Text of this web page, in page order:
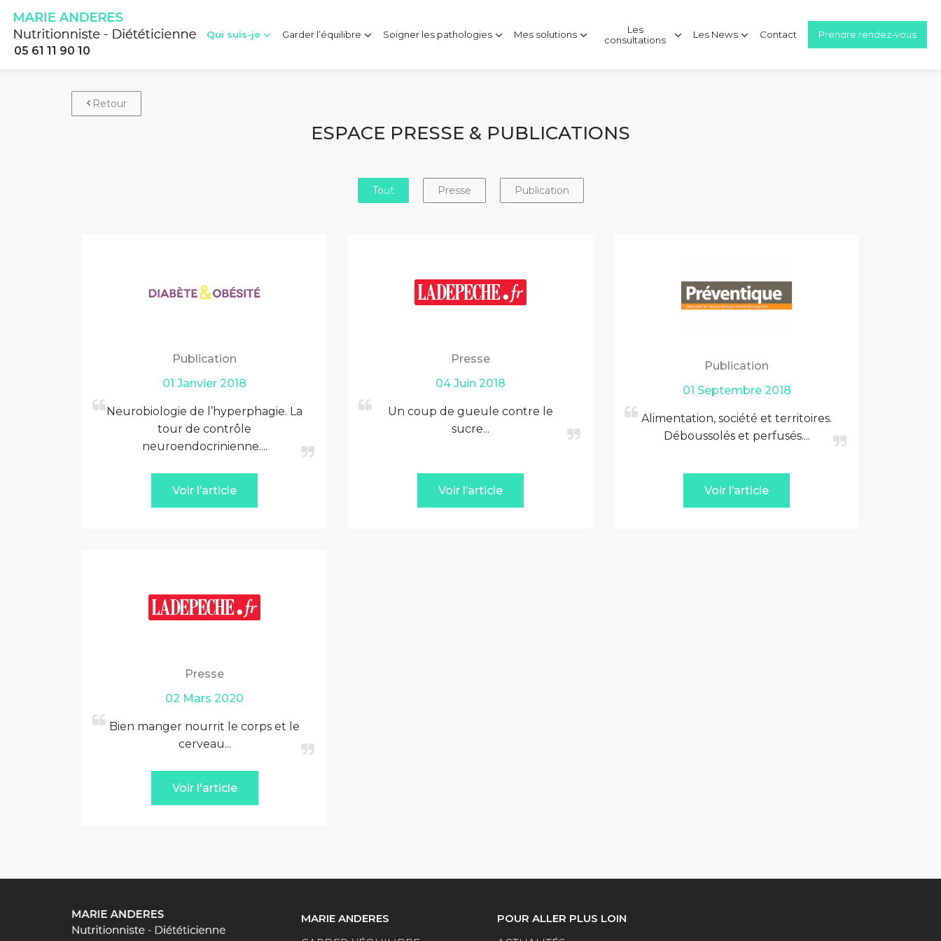
05 61 11 90 10
Qui suis-je Garder l’équilibre Soigner les pathologies Mes solutions
Les
consultations
Les News Contact Prendre rendez-vous
Retour
ESPACE PRESSE & PUBLICATIONS
Tout Presse Publication
Publication
01 Janvier 2018
Neurobiologie de l’hyperphagie. La
tour de contrôle
neuroendocrinienne....
Voir l’article
Presse
04 Juin 2018
Un coup de gueule contre le
sucre...
Voir l’article
Publication
01 Septembre 2018
Alimentation, société et territoires.
Déboussolés et perfusés....
Voir l’article
Presse
02 Mars 2020
Bien manger nourrit le corps et le
cerveau...
Voir l'article
MARIE ANDERES
POUR ALLER PLUS LOIN